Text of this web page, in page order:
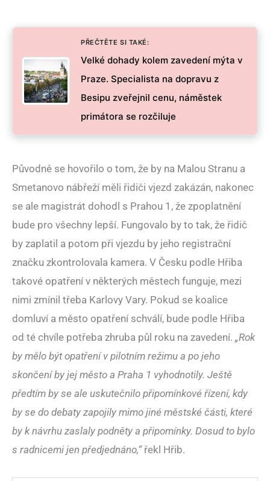
PŘEČTĚTE SI TAKÉ:
Velké dohady kolem zavedení mýta v
Praze. Specialista na dopravu z
Besipu zveřejnil cenu, náměstek
primátora se rozčiluje
Původně se hovořilo o tom, že by na Malou Stranu a
Smetanovo nábřeží měli řidiči vjezd zakázán, nakonec
se ale magistrát dohodl s Prahou 1, že zpoplatnění
bude pro všechny lepší. Fungovalo by to tak, že řidič
by zaplatil a potom při vjezdu by jeho registrační
značku zkontrolovala kamera. V Česku podle Hřiba
takové opatření v některých městech funguje, mezi
nimi zmínil třeba Karlovy Vary. Pokud se koalice
domluví a město opatření schválí, bude podle Hřiba
od té chvíle potřeba zhruba půl roku na zavedení. „Rok
by mělo být opatření v pilotním režimu a po jeho
skončení by jej město a Praha 1 vyhodnotily. Ještě
předtím by se ale uskutečnilo připomínkové řízení, kdy
by se do debaty zapojily mimo jiné městské části, které
by k návrhu zaslaly podněty a připomínky. Dosud to bylo
s radnicemi jen předjednáno,“řekl Hřib.